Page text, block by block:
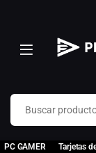
Buscar por:
PC GAMER
Tarjetas